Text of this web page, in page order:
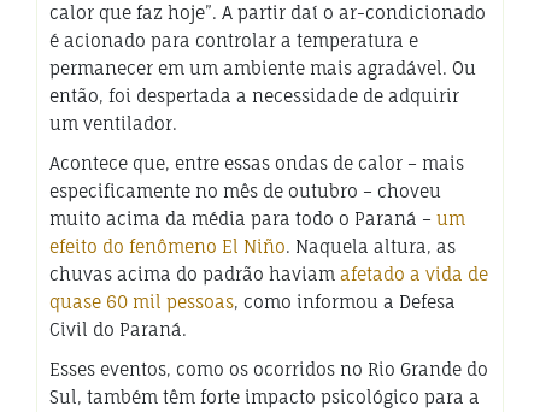
calor que faz hoje”. A partir daí o ar-condicionado
é acionado para controlar a temperatura e
permanecer em um ambiente mais agradável. Ou
então, foi despertada a necessidade de adquirir
um ventilador.
Acontece que, entre essas ondas de calor – mais
especificamente no mês de outubro – choveu
muito acima da média para todo o Paraná – um
efeito do fenômeno El Niño. Naquela altura, as
chuvas acima do padrão haviam afetado a vida de
quase 60 mil pessoas, como informou a Defesa
Civil do Paraná.
Esses eventos, como os ocorridos no Rio Grande do
Sul, também têm forte impacto psicológico para a